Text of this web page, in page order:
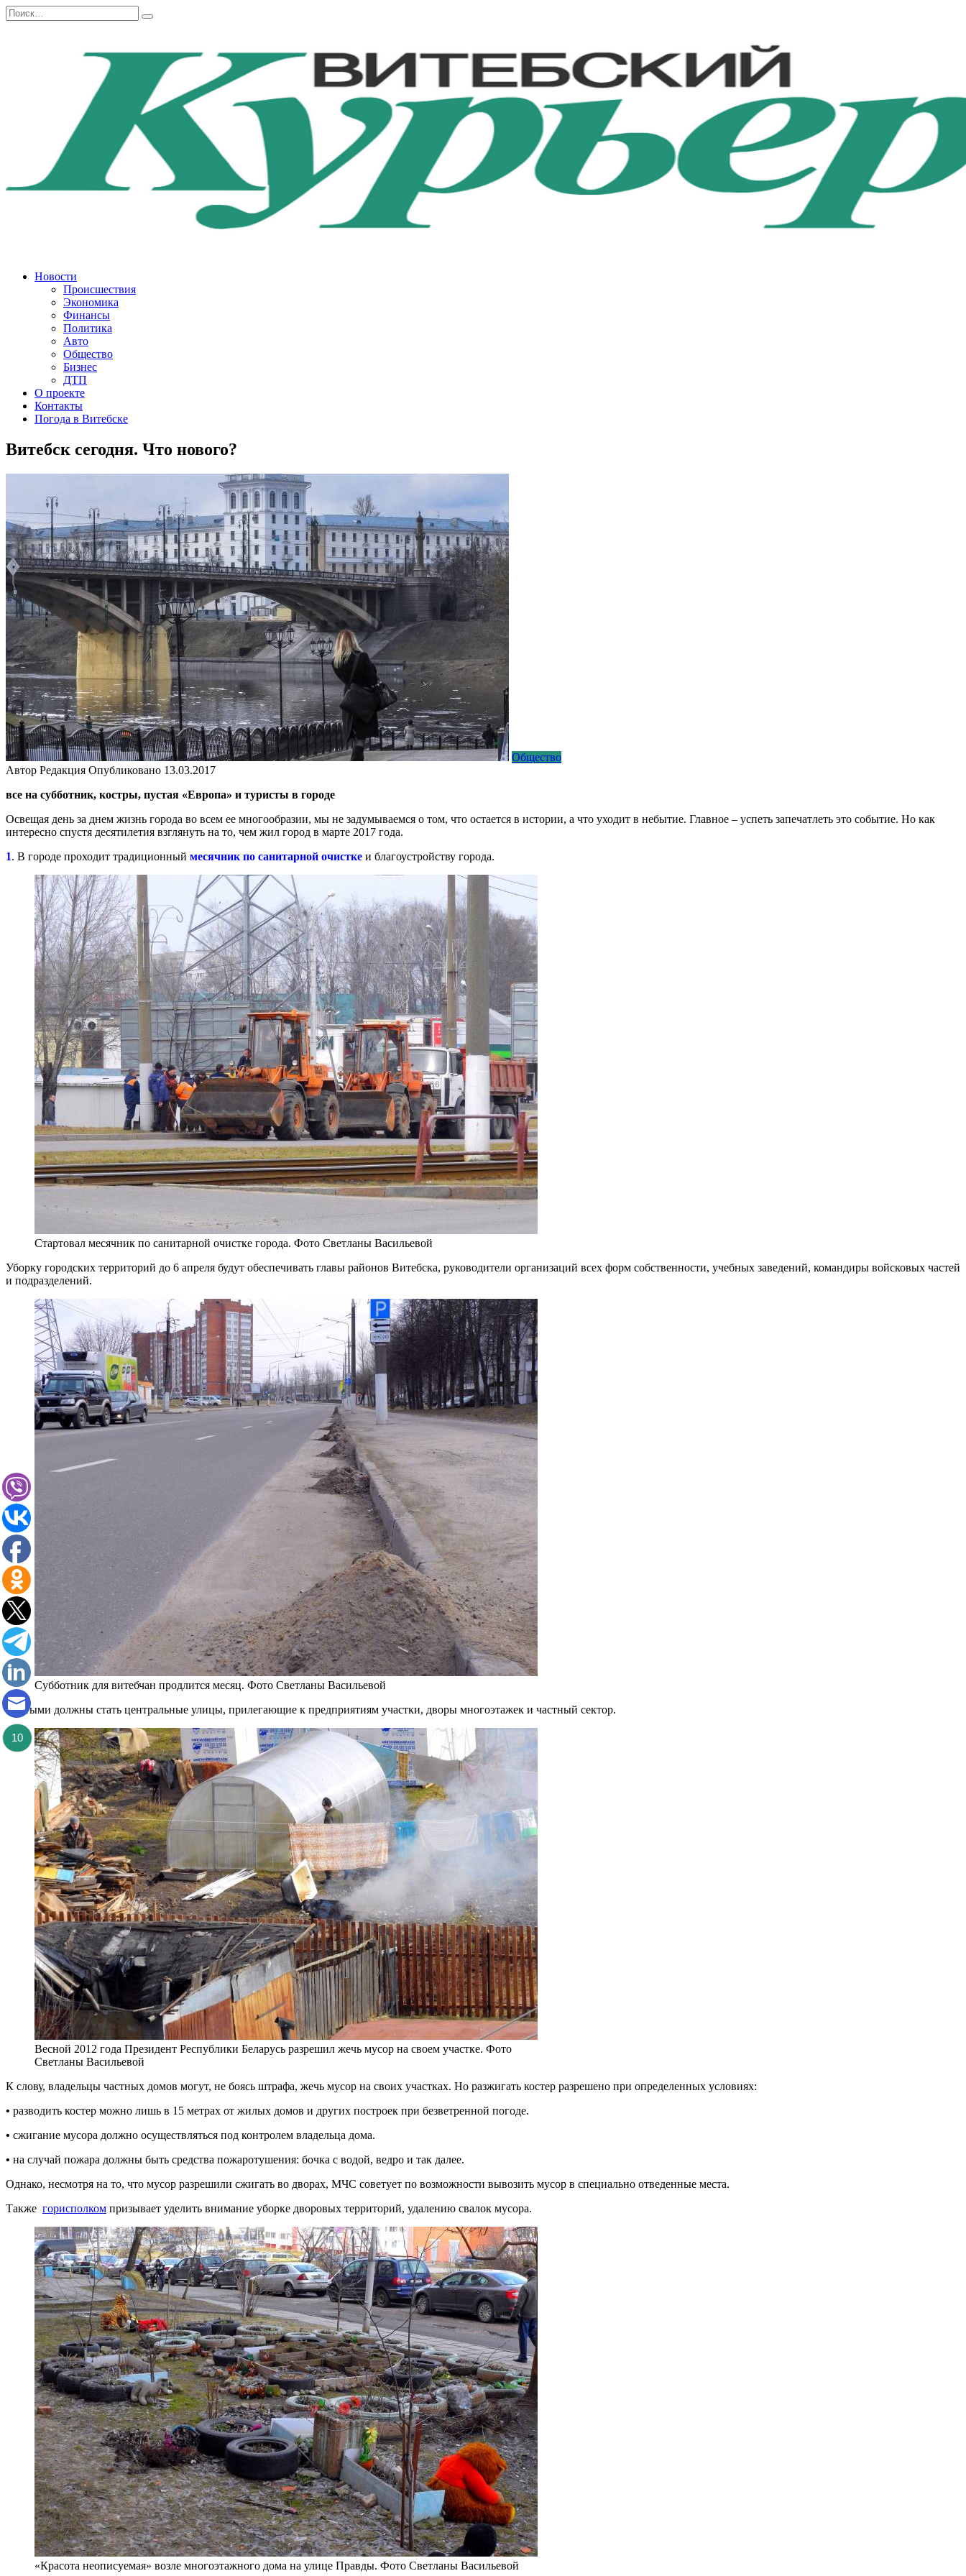
Перейти
к
Search
for:
Новости
Происшествия
Экономика
Финансы
Политика
Авто
Общество
Бизнес
ДТП
О проекте
Контакты
Погода в Витебске
Витебск сегодня. Что нового?
Общество
Автор Редакция Опубликовано 13.03.2017
все на субботник, костры, пустая «Европа» и туристы в городе
Освещая день за днем жизнь города во всем ее многообразии, мы не задумываемся о том, что остается в истории, а что уходит в небытие. Главное – успеть запечатлеть это событие. Но как
интересно спустя десятилетия взглянуть на то, чем жил город в марте 2017 года.
1. В городе проходит традиционный месячник по санитарной очистке и благоустройству города.
Стартовал месячник по санитарной очистке города. Фото Светланы Васильевой
Уборку городских территорий до 6 апреля будут обеспечивать главы районов Витебска, руководители организаций всех форм собственности, учебных заведений, командиры войсковых частей
и подразделений.
Субботник для витебчан продлится месяц. Фото Светланы Васильевой
Чистыми должны стать центральные улицы, прилегающие к предприятиям участки, дворы многоэтажек и частный сектор.
Весной 2012 года Президент Республики Беларусь разрешил жечь мусор на своем участке. Фото
Светланы Васильевой
К слову, владельцы частных домов могут, не боясь штрафа, жечь мусор на своих участках. Но разжигать костер разрешено при определенных условиях:
• разводить костер можно лишь в 15 метрах от жилых домов и других построек при безветренной погоде.
• сжигание мусора должно осуществляться под контролем владельца дома.
• на случай пожара должны быть средства пожаротушения: бочка с водой, ведро и так далее.
Однако, несмотря на то, что мусор разрешили сжигать во дворах, МЧС советует по возможности вывозить мусор в специально отведенные места.
Также горисполком призывает уделить внимание уборке дворовых территорий, удалению свалок мусора.
«Красота неописуемая» возле многоэтажного дома на улице Правды. Фото Светланы Васильевой
10